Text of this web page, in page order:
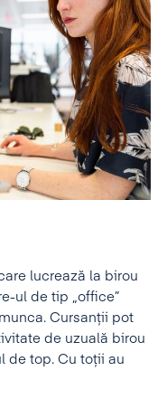
lucrează la birou
ul de tip „office”
Cursanţii pot
de uzuală birou
de top. Cu toţii au